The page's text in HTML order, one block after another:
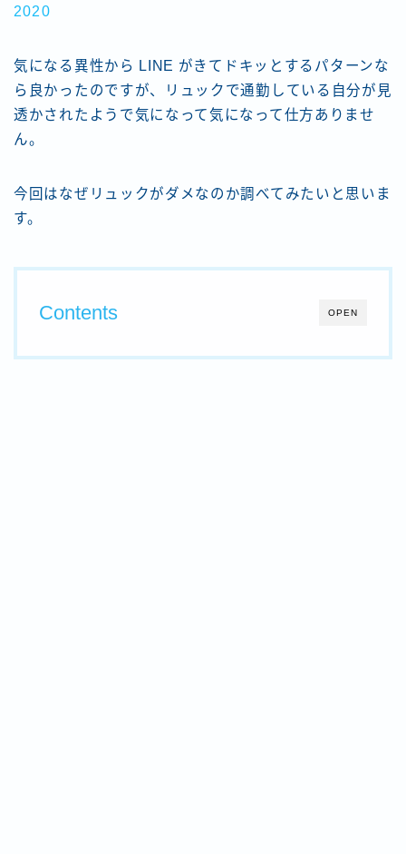
2020
気になる異性から LINE がきてドキッとするパターンな
ら良かったのですが、リュックで通勤している自分が見
透かされたようで気になって気になって仕方ありませ
ん。
今回はなぜリュックがダメなのか調べてみたいと思いま
す。
OPEN
Contents